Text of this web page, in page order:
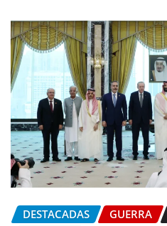
DESTACADAS GUERRA